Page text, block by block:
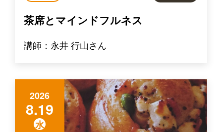
茶席とマインドフルネス
講師：永井 行山さん
2026
8.19
水